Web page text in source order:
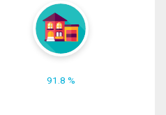
91.8 %